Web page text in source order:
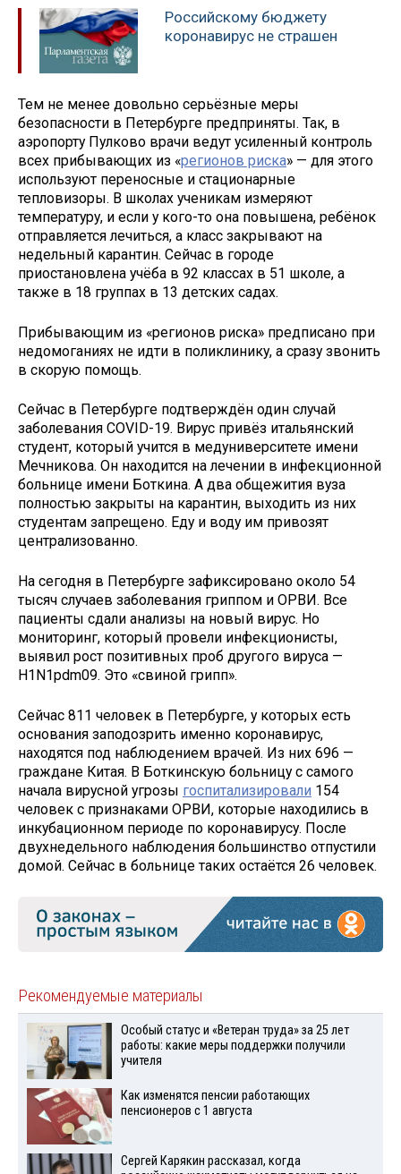
Российскому бюджету
коронавирус не страшен
Тем не менее довольно серьёзные меры
безопасности в Петербурге предприняты. Так, в
аэропорту Пулково врачи ведут усиленный контроль
всех прибывающих из «регионов риска» — для этого
используют переносные и стационарные
тепловизоры. В школах ученикам измеряют
температуру, и если у кого-то она повышена, ребёнок
отправляется лечиться, а класс закрывают на
недельный карантин. Сейчас в городе
приостановлена учёба в 92 классах в 51 школе, а
также в 18 группах в 13 детских садах.
Прибывающим из «регионов риска» предписано при
недомоганиях не идти в поликлинику, а сразу звонить
в скорую помощь.
Сейчас в Петербурге подтверждён один случай
заболевания COVID-19. Вирус привёз итальянский
студент, который учится в медуниверситете имени
Мечникова. Он находится на лечении в инфекционной
больнице имени Боткина. А два общежития вуза
полностью закрыты на карантин, выходить из них
студентам запрещено. Еду и воду им привозят
централизованно.
На сегодня в Петербурге зафиксировано около 54
тысяч случаев заболевания гриппом и ОРВИ. Все
пациенты сдали анализы на новый вирус. Но
мониторинг, который провели инфекционисты,
выявил рост позитивных проб другого вируса —
Н1N1pdm09. Это «свиной грипп».
Сейчас 811 человек в Петербурге, у которых есть
основания заподозрить именно коронавирус,
находятся под наблюдением врачей. Из них 696 —
граждане Китая. В Боткинскую больницу с самого
начала вирусной угрозы госпитализировали 154
человек с признаками ОРВИ, которые находились в
инкубационном периоде по коронавирусу. После
двухнедельного наблюдения большинство отпустили
домой. Сейчас в больнице таких остаётся 26 человек.
Рекомендуемые материалы
Особый статус и «Ветеран труда» за 25 лет
работы: какие меры поддержки получили
учителя
Как изменятся пенсии работающих
пенсионеров с 1 августа
Сергей Карякин рассказал, когда